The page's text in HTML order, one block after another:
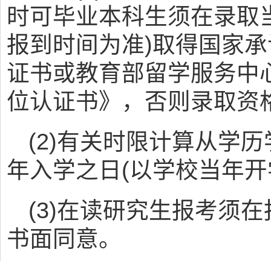
时可毕业本科生须在录
报到时间为准)取得国家
证书或教育部留学服务中
位认证书》，否则录取资
(2)有关时限计算从学
年入学之日(以学校当年
(3)在读研究生报考须
书面同意。